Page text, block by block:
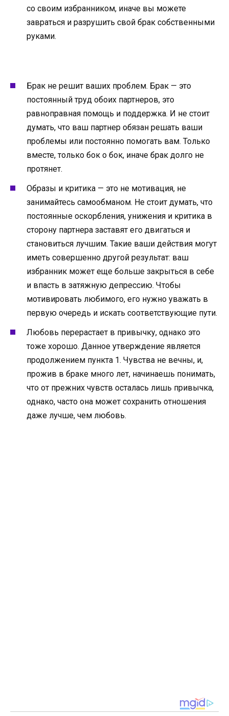
со своим избранником, иначе вы можете
завраться и разрушить свой брак собственными
руками.
Брак не решит ваших проблем. Брак — это
постоянный труд обоих партнеров, это
равноправная помощь и поддержка. И не стоит
думать, что ваш партнер обязан решать ваши
проблемы или постоянно помогать вам. Только
вместе, только бок о бок, иначе брак долго не
протянет.
Образы и критика — это не мотивация, не
занимайтесь самообманом. Не стоит думать, что
постоянные оскорбления, унижения и критика в
сторону партнера заставят его двигаться и
становиться лучшим. Такие ваши действия могут
иметь совершенно другой результат: ваш
избранник может еще больше закрыться в себе
и впасть в затяжную депрессию. Чтобы
мотивировать любимого, его нужно уважать в
первую очередь и искать соответствующие пути.
Любовь перерастает в привычку, однако это
тоже хорошо. Данное утверждение является
продолжением пункта 1. Чувства не вечны, и,
прожив в браке много лет, начинаешь понимать,
что от прежних чувств осталась лишь привычка,
однако, часто она может сохранить отношения
даже лучше, чем любовь.